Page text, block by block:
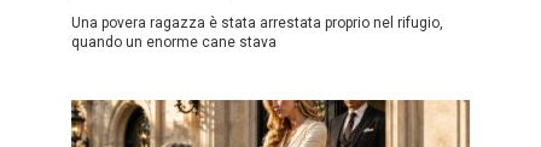
Una povera ragazza è stata arrestata proprio nel rifugio,
quando un enorme cane stava